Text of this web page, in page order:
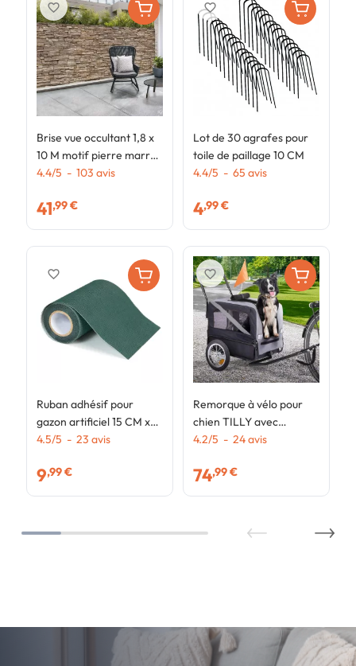
Brise vue occultant 1,8 x
10 M motif pierre marron
160 gr/m²
4.4/5 - 103 avis
41,99 €
favorite_border
Ruban adhésif pour
gazon artificiel 15 CM x
10 M
4.5/5 - 23 avis
9,99 €
favorite_border
Lot de 30 agrafes pour
toile de paillage 10 CM
4.4/5 - 65 avis
4,99 €
favorite_border
Remorque à vélo pour
chien TILLY avec
réflecteurs 128 x 52 x 102
compagnie
4.2/5 - 24avis
74,99 €
favorite_border